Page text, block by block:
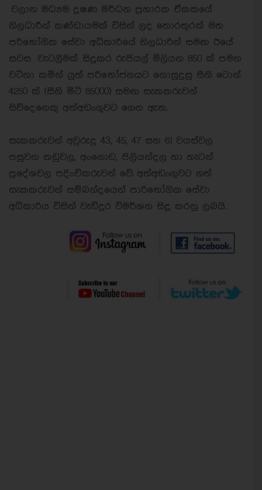
වලාන මධ්‍යම දූෂණ මර්ධන ප්‍රහාරක ඒකකයේ
නිලධාරීන් කණ්ඩායමක් විසින් ලද තොරතුරක් මත
පරිභෝගික සේවා අධිකාරියේ නිලධාරින් සමඟ ඊයේ
සවස වැටලීමක් සිදුකර රුපියල් මිලියන 850 ක් පමන
වටිනා කමින් යුත් පරිභෝජනයට නොසුදුසු සීනි ටොන්
4250 ක් (සීනි මිටි 85000) සමඟ සැකකරුවන්
සිව්දෙනෙකු අත්අඩංගුවට ගෙන ඇත.
සැකකරුවන් අවුරුදු 43, 45, 47 සහ 61 වයස්වල
පසුවන කඩුවල, අංගොඩ, පිලියන්දල හා හැටන්
ප්‍රදේශවල පදිංචිකරුවන් වේ. අත්අඩංගුවට ගත්
සැකකරුවන් සම්බන්දයෙන් පාරිභෝගික සේවා
අධිකාරිය විසින් වැඩිදුර විමර්ශන සිදු කරනු ලබයි.